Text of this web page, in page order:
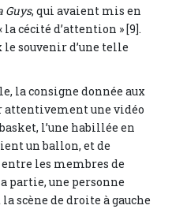
Guys, qui avaient mis en
cécité d’attention » [9].
le souvenir d’une telle
la consigne donnée aux
une vidéo
l’une habillée en
un ballon, et de
les membres de
partie, une personne
scène de droite à gauche